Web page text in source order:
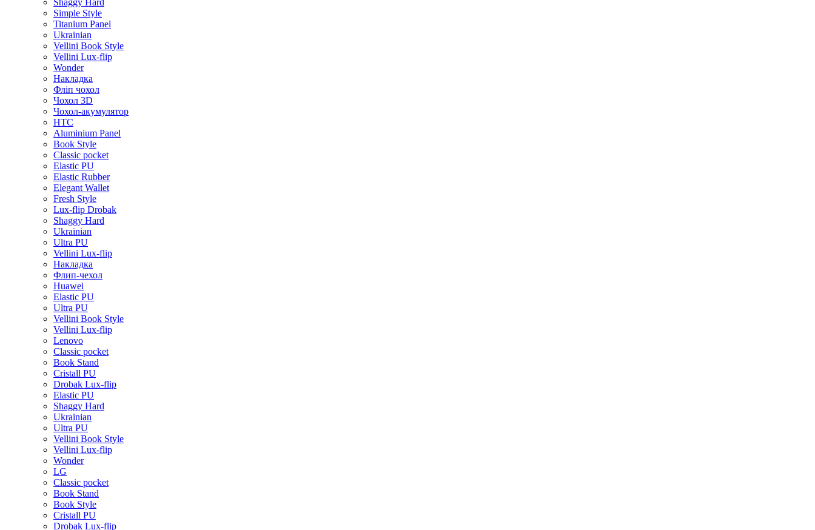
Shaggy Hard
Simple Style
Titanium Panel
Ukrainian
Vellini Book Style
Vellini Lux-flip
Wonder
Накладка
Фліп чохол
Чохол 3D
Чохол-акумулятор
HTC
Aluminium Panel
Book Style
Classic pocket
Elastic PU
Elastic Rubber
Elegant Wallet
Fresh Style
Lux-flip Drobak
Shaggy Hard
Ukrainian
Ultra PU
Vellini Lux-flip
Накладка
Флип-чехол
Huawei
Elastic PU
Ultra PU
Vellini Book Style
Vellini Lux-flip
Lenovo
Classic pocket
Book Stand
Cristall PU
Drobak Lux-flip
Elastic PU
Shaggy Hard
Ukrainian
Ultra PU
Vellini Book Style
Vellini Lux-flip
Wonder
LG
Classic pocket
Book Stand
Book Style
Cristall PU
Drobak Lux-flip